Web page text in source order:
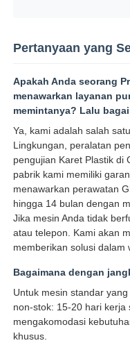
Pertanyaan yang
Apakah Anda seorang
menawarkan layanan
memintanya? Lalu
Ya, kami adalah salah
Lingkungan, peralatan
pengujian Karet Plastik di
pabrik kami memiliki
menawarkan perawatan
hingga 14 bulan dengan
Jika mesin Anda tidak
atau telepon. Kami akan
memberikan solusi dalam
Bagaimana dengan
Untuk mesin standar
non-stok: 15-20 hari
mengakomodasi
khusus.